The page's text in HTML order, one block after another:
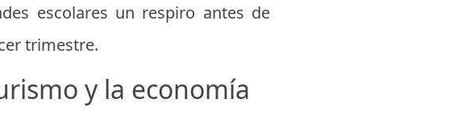
escolares un respiro antes de
trimestre.
y la economía